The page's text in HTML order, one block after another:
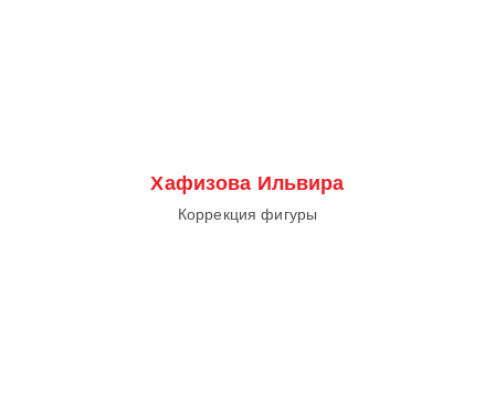
Хафизова Ильвира
Коррекция фигуры